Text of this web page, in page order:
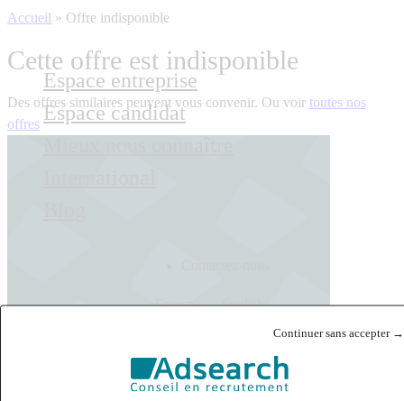
Continuer sans accepter →
Espace entreprise
Espace candidat
Français English
Accueil » Offre indisponible
Cette offre est indisponible
Des offres similaires peuvent vous convenir. Ou voir toutes nos
offres